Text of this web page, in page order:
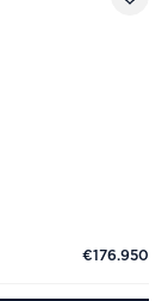
€176.950